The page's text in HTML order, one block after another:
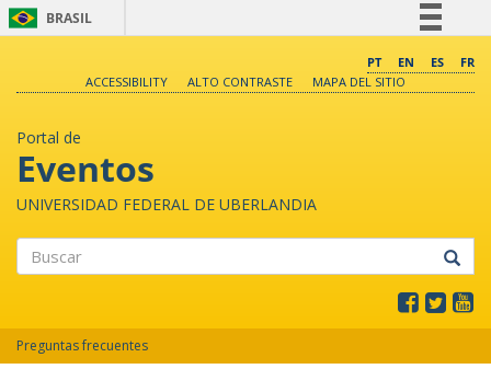
BRASIL
Comunica BR
PT EN ES
FR
ACCESSIBILITY
ALTO CONTRASTE MAPA DEL SITIO
Portal de
Eventos
UNIVERSIDAD FEDERAL DE UBERLANDIA
Preguntas frecuentes